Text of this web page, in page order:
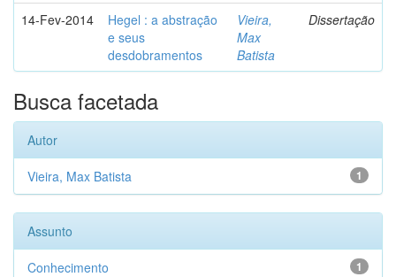
14-Fev-2014
Hegel : a abstração
e seus
desdobramentos
Vieira,
Max
Batista
Dissertação
Busca facetada
Autor
1
Vieira, Max Batista
Assunto
1
Conhecimento